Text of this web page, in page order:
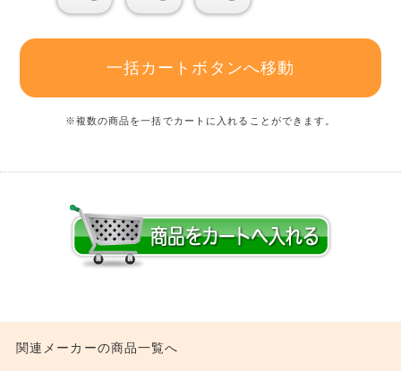
一括カートボタンへ移動
※複数の商品を一括でカートに入れることができます。
関連メーカーの商品一覧へ